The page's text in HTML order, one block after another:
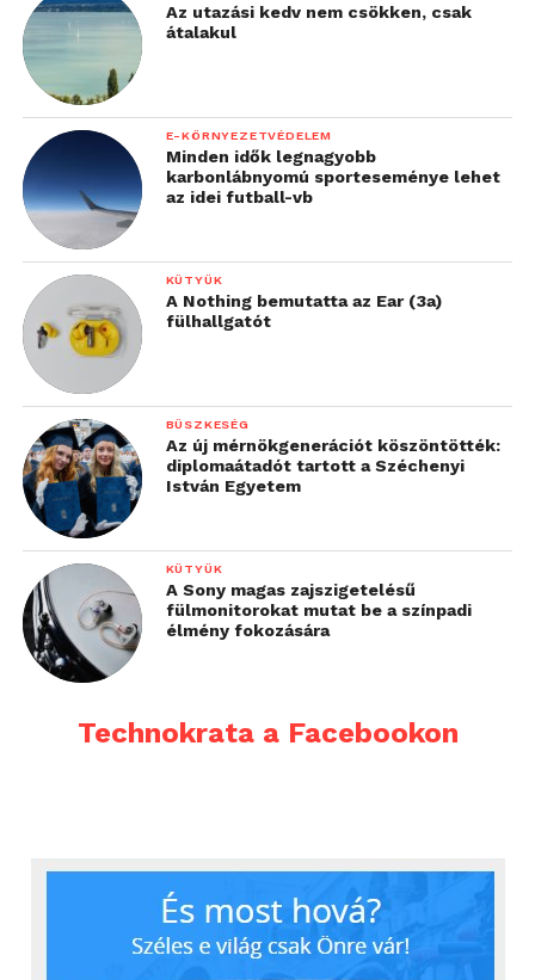
Az utazási kedv nem csökken, csak
átalakul
E-KÖRNYEZETVÉDELEM
Minden idők legnagyobb
karbonlábnyomú sporteseménye lehet
az idei futball-vb
KÜTYÜK
A Nothing bemutatta az Ear (3a)
fülhallgatót
BÜSZKESÉG
Az új mérnökgenerációt köszöntötték:
diplomaátadót tartott a Széchenyi
István Egyetem
KÜTYÜK
A Sony magas zajszigetelésű
fülmonitorokat mutat be a színpadi
élmény fokozására
Technokrata a Facebookon